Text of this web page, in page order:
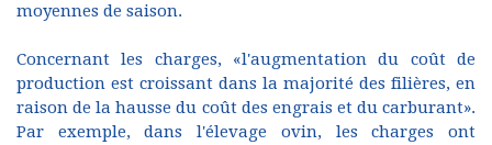
moyennes de saison.
Concernant les charges, «l'augmentation du coût de
production est croissant dans la majorité des filières, en
raison de la hausse du coût des engrais et du carburant».
Par exemple, dans l'élevage ovin, les charges ont